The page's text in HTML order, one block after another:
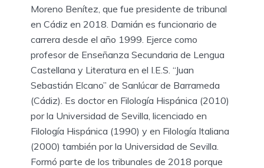
Moreno Benítez, que fue presidente de tribunal
en Cádiz en 2018. Damián es funcionario de
carrera desde el año 1999. Ejerce como
profesor de Enseñanza Secundaria de Lengua
Castellana y Literatura en el I.E.S. “Juan
Sebastián Elcano” de Sanlúcar de Barrameda
(Cádiz). Es doctor en Filología Hispánica (2010)
por la Universidad de Sevilla, licenciado en
Filología Hispánica (1990) y en Filología Italiana
(2000) también por la Universidad de Sevilla.
Formó parte de los tribunales de 2018 porque